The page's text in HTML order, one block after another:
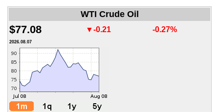
WTI Crude Oil
$77.08 ▼-0.21 -0.27%
2026.08.07